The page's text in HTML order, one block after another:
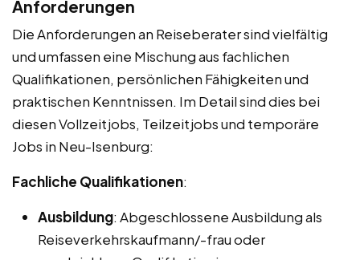
Anforderungen
Die Anforderungen an Reiseberater sind vielfältig
und umfassen eine Mischung aus fachlichen
Qualifikationen, persönlichen Fähigkeiten und
praktischen Kenntnissen. Im Detail sind dies bei
diesen Vollzeitjobs, Teilzeitjobs und temporäre
Jobs in Neu-Isenburg:
Fachliche Qualifikationen:
Ausbildung: Abgeschlossene Ausbildung als
Reiseverkehrskaufmann/-frau oder